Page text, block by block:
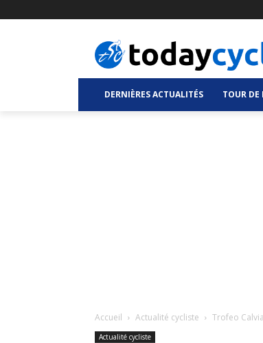
DERNIÈRES ACTUALITÉS TOUR DE
Accueil Actualité cycliste Trofeo
Actualité cycliste